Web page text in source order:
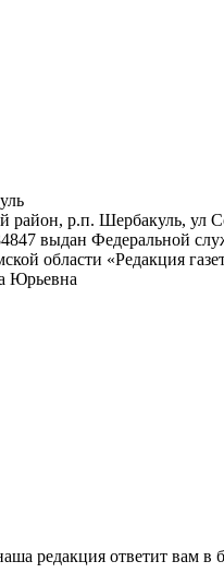
район, р.п. Шербакуль, ул
выдан Федеральной
области «Редакция
Юрьевна
редакция ответит вам в